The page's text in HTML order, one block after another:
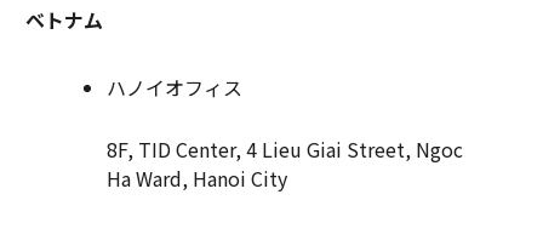
ベトナム
ハノイオフィス
8F, TID Center, 4 Lieu Giai Street, Ngoc
Ha Ward, Hanoi City